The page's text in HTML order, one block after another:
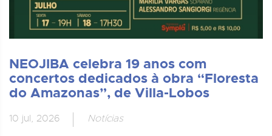
NEOJIBA celebra 19 anos com
concertos dedicados à obra “Floresta
do Amazonas”, de Villa-Lobos
10 jul, 2026 Notícias